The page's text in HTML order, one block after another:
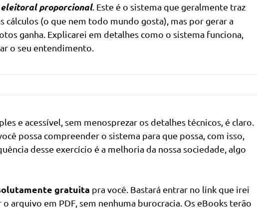
proporcional. Este é o sistema que geralmente traz
cálculos (o que nem todo mundo gosta), mas por gerar a
ganha. Explicarei em detalhes como o sistema funciona,
o seu entendimento.
e acessível, sem menosprezar os detalhes técnicos, é claro.
possa compreender o sistema para que possa, com isso,
desse exercício é a melhoria da nossa sociedade, algo
gratuita pra você. Bastará entrar no link que irei
arquivo em PDF, sem nenhuma burocracia. Os eBooks terão